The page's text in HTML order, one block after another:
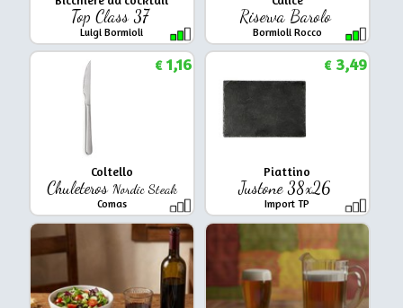
Top Class 37
Luigi Bormioli
Riserva Barolo
Bormioli Rocco
Coltello
Chuleteros Nordic Steak
Comas
€1,16
Piattino
Justone 38x26
Import TP
€3,49